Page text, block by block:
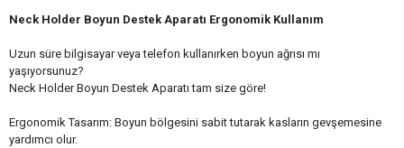
Neck Holder Boyun Destek Aparatı Ergonomik Kullanım
Uzun süre bilgisayar veya telefon kullanırken boyun ağrısı mı
yaşıyorsunuz?
Neck Holder Boyun Destek Aparatı tam size göre!
Ergonomik Tasarım: Boyun bölgesini sabit tutarak kasların gevşemesine
yardımcı olur.